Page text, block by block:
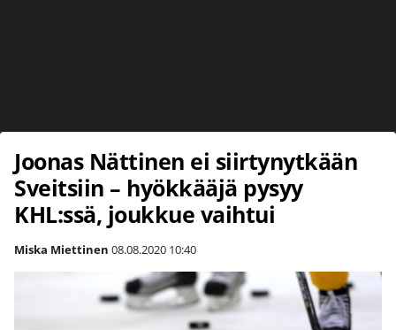
Joonas Nättinen ei siirtynytkään
Sveitsiin – hyökkääjä pysyy
KHL:ssä, joukkue vaihtui
Miska Miettinen 08.08.2020 10:40